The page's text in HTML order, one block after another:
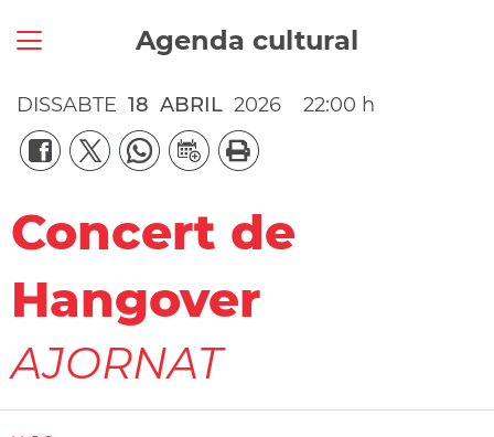
Agenda cultural
DISSABTE 18 ABRIL 2026 22:00 h
Concert de
Hangover
AJORNAT